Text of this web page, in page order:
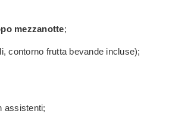
mezzanotte;
contorno frutta bevande incluse);
assistenti;